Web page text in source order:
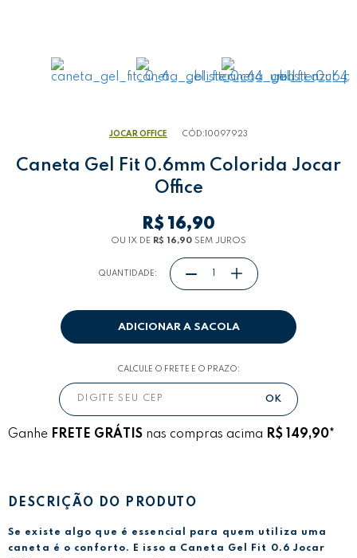
JOCAR OFFICE CÓD: 10097923
Caneta Gel Fit 0.6mm Colorida Jocar
Office
R$ 16,90
OU 1X DE R$ 16,90 SEM JUROS
QUANTIDADE:
ADICIONAR A SACOLA
CALCULE O FRETE E O PRAZO:
Ganhe FRETE GRÁTIS nas compras acima R$ 149,90*
DESCRIÇÃO DO PRODUTO
Se existe algo que é essencial para quem utiliza uma
caneta é o conforto. E isso a Caneta Gel Fit 0.6 Jocar